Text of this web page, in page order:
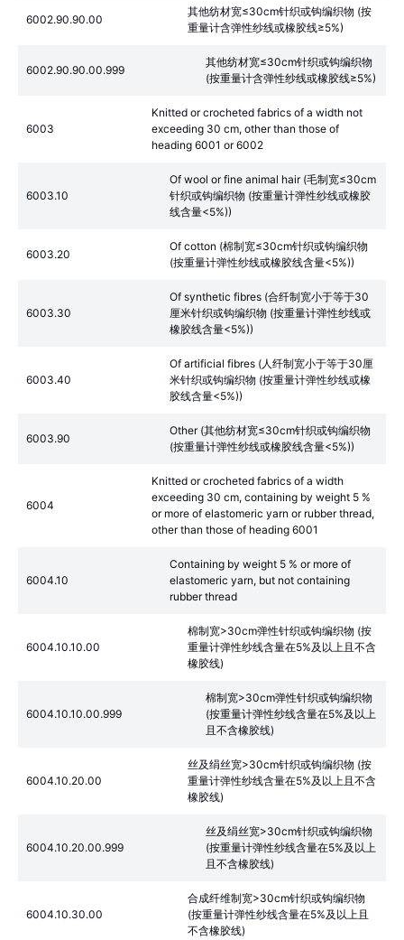
6002.90.90.00
其他纺材宽≤30cm针织或钩编织物 (按
重量计含弹性纱线或橡胶线≥5%)
6002.90.90.00.999
其他纺材宽≤30cm针织或钩编织物
(按重量计含弹性纱线或橡胶线≥5%)
6003
Knitted or crocheted fabrics of a width not
exceeding 30 cm, other than those of
heading 6001 or 6002
6003.10
Of wool or fine animal hair (毛制宽≤30cm
针织或钩编织物 (按重量计弹性纱线或橡胶
线含量<5%))
6003.20
Of cotton (棉制宽≤30cm针织或钩编织物
(按重量计弹性纱线或橡胶线含量<5%))
6003.30
Of synthetic fibres (合纤制宽小于等于30
厘米针织或钩编织物 (按重量计弹性纱线或
橡胶线含量<5%))
6003.40
Of artificial fibres (人纤制宽小于等于30厘
米针织或钩编织物 (按重量计弹性纱线或橡
胶线含量<5%))
6003.90
Other (其他纺材宽≤30cm针织或钩编织物
(按重量计弹性纱线或橡胶线含量<5%))
6004
Knitted or crocheted fabrics of a width
exceeding 30 cm, containing by weight 5 %
or more of elastomeric yarn or rubber thread,
other than those of heading 6001
6004.10
Containing by weight 5 % or more of
elastomeric yarn, but not containing
rubber thread
6004.10.10.00
棉制宽>30cm弹性针织或钩编织物 (按
重量计弹性纱线含量在5%及以上且不含
橡胶线)
6004.10.10.00.999
棉制宽>30cm弹性针织或钩编织物
(按重量计弹性纱线含量在5%及以上
且不含橡胶线)
6004.10.20.00
丝及绢丝宽>30cm针织或钩编织物 (按
重量计弹性纱线含量在5%及以上且不含
橡胶线)
6004.10.20.00.999
丝及绢丝宽>30cm针织或钩编织物
(按重量计弹性纱线含量在5%及以上
且不含橡胶线)
6004.10.30.00
合成纤维制宽>30cm针织或钩编织物
(按重量计弹性纱线含量在5%及以上且
不含橡胶线)